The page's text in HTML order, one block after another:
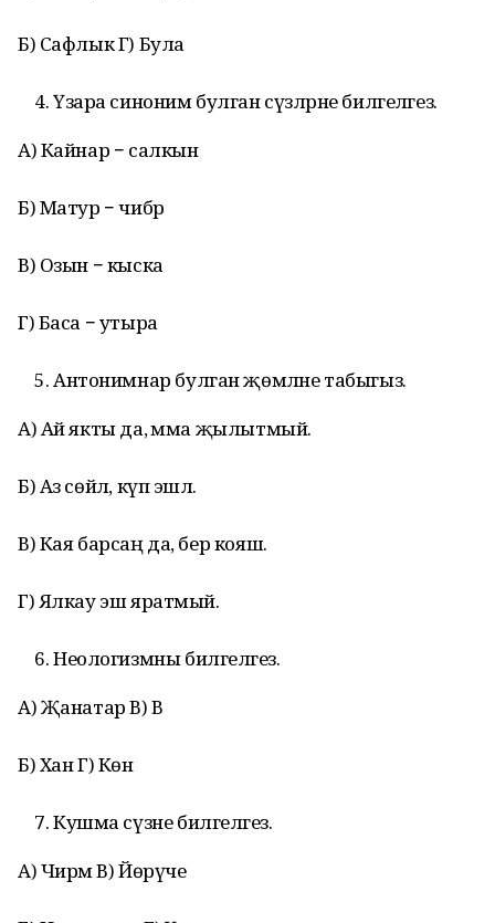
Б) Сафлык Г) Була
Үзара синоним булган сүзләрне билгеләгез.
А) Кайнар − салкын
Б) Матур − чибәр
В) Озын − кыска
Г) Баса − утыра
Антонимнар булган җөмләне табыгыз.
А) Ай якты да, әмма җылытмый.
Б) Аз сөйлә, күп эшлә.
В) Кая барсаң да, бер кояш.
Г) Ялкау эш яратмый.
Неологизмны билгеләгез.
А) Җанатар В) Вә
Б) Хан Г) Көн
Кушма сүзне билгеләгез.
А) Чирәм В) Йөрүче